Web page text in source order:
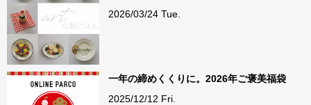
2026/03/24 Tue.
一年の締めくくりに。2026年ご褒美福袋
2025/12/12 Fri.